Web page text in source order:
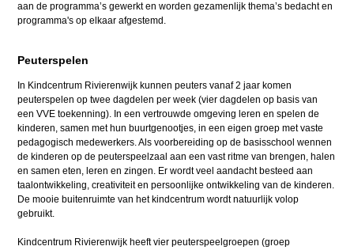
aan de programma’s gewerkt en worden gezamenlijk thema’s bedacht en
programma's op elkaar afgestemd.
Peuterspelen
In Kindcentrum Rivierenwijk kunnen peuters vanaf 2 jaar komen
peuterspelen op twee dagdelen per week (vier dagdelen op basis van
een VVE toekenning). In een vertrouwde omgeving leren en spelen de
kinderen, samen met hun buurtgenootjes, in een eigen groep met vaste
pedagogisch medewerkers. Als voorbereiding op de basisschool wennen
de kinderen op de peuterspeelzaal aan een vast ritme van brengen, halen
en samen eten, leren en zingen. Er wordt veel aandacht besteed aan
taalontwikkeling, creativiteit en persoonlijke ontwikkeling van de kinderen.
De mooie buitenruimte van het kindcentrum wordt natuurlijk volop
gebruikt.
Kindcentrum Rivierenwijk heeft vier peuterspeelgroepen (groep